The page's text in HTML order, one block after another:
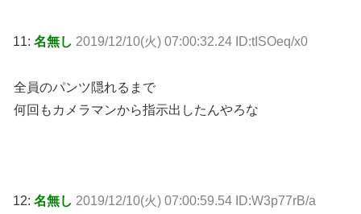
11: 名無し 2019/12/10(火) 07:00:32.24 ID:tISOeq/x0
全員のパンツ隠れるまで
何回もカメラマンから指示出したんやろな
12: 名無し 2019/12/10(火) 07:00:59.54 ID:W3p77rB/a